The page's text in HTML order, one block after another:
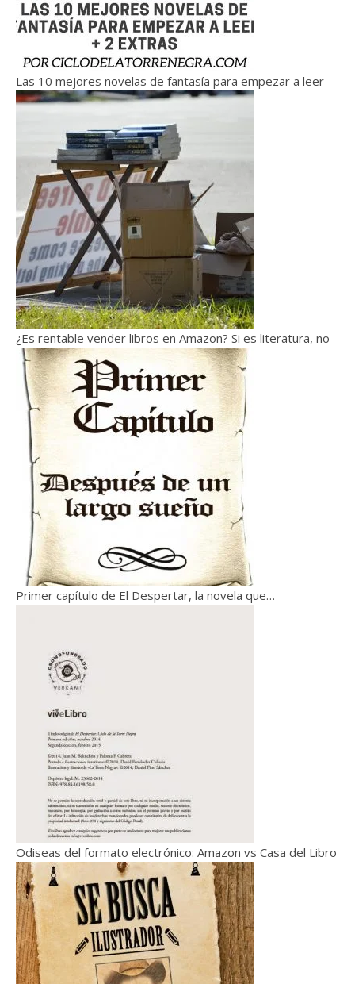
Las 10 mejores novelas de fantasía para empezar a leer
¿Es rentable vender libros en Amazon? Si es literatura, no
Primer capítulo de El Despertar, la novela que…
Odiseas del formato electrónico: Amazon vs Casa del Libro